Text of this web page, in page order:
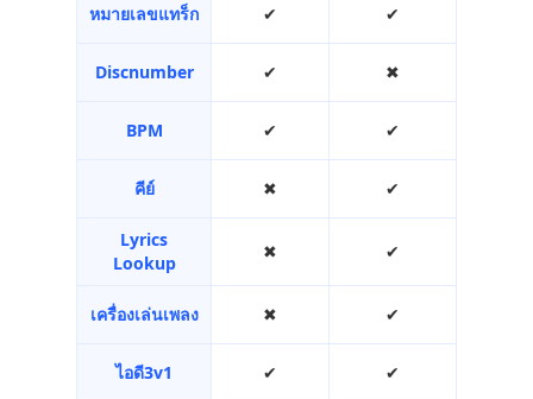
หมายเลขแทร็ก ✔︎ ✔︎
Discnumber ✔︎ ✖︎
BPM ✔︎ ✔︎
คีย์ ✖︎ ✔︎
Lyrics
Lookup
✖︎ ✔︎
เครื่องเล่นเพลง ✖︎ ✔︎
ไอดี3v1 ✔︎ ✔︎